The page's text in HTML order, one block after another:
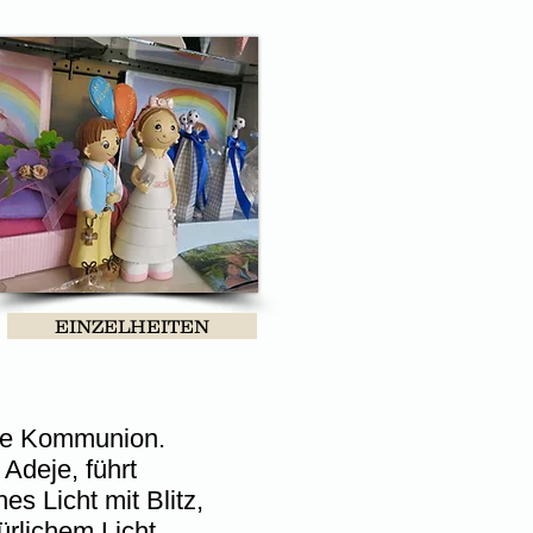
Fotograf Kommunion Teneriffa
EINZELHEITEN
Kommunion.
führt
Licht mit Blitz,